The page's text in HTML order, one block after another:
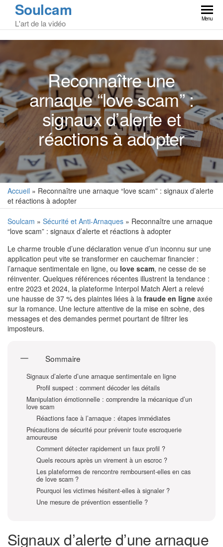
Soulcam
L'art de la vidéo Menu
Reconnaître une
arnaque “love scam” :
signaux d’alerte et
réactions à adopter
Accueil » Reconnaître une arnaque “love scam” : signaux d’alerte
et réactions à adopter
Soulcam » Sécurité et Anti-Arnaques » Reconnaître une arnaque
“love scam” : signaux d’alerte et réactions à adopter
Le charme trouble d’une déclaration venue d’un inconnu sur une
application peut vite se transformer en cauchemar financier :
l’arnaque sentimentale en ligne, ou love scam, ne cesse de se
réinventer. Quelques références récentes illustrent la tendance :
entre 2023 et 2024, la plateforme Interpol Match Alert a relevé
une hausse de 37 % des plaintes liées à la fraude en ligne axée
sur la romance. Une lecture attentive de la mise en scène, des
messages et des demandes permet pourtant de filtrer les
imposteurs.
Sommaire
Signaux d’alerte d’une arnaque sentimentale en ligne
Profil suspect : comment décoder les détails
Manipulation émotionnelle : comprendre la mécanique d’un
love scam
Réactions face à l’arnaque : étapes immédiates
Précautions de sécurité pour prévenir toute escroquerie
amoureuse
Comment détecter rapidement un faux profil ?
Quels recours après un virement à un escroc ?
Les plateformes de rencontre remboursent-elles en cas
de love scam ?
Pourquoi les victimes hésitent-elles à signaler ?
Une mesure de prévention essentielle ?
Signaux d’alerte d’une arnaque